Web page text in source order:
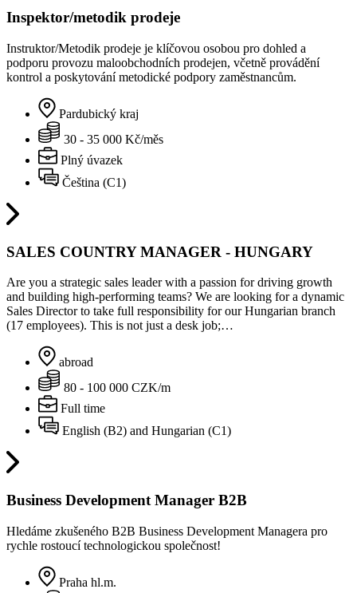
Inspektor/metodik prodeje
Instruktor/Metodik prodeje je klíčovou osobou pro dohled a
podporu provozu maloobchodních prodejen, včetně provádění
kontrol a poskytování metodické podpory zaměstnancům.
Pardubický kraj
30 - 35 000 Kč/měs
Plný úvazek
Čeština (C1)
SALES COUNTRY MANAGER - HUNGARY
Are you a strategic sales leader with a passion for driving growth
and building high-performing teams? We are looking for a dynamic
Sales Director to take full responsibility for our Hungarian branch
(17 employees). This is not just a desk job;…
abroad
80 - 100 000 CZK/m
Full time
English (B2) and Hungarian (C1)
Business Development Manager B2B
Hledáme zkušeného B2B Business Development Managera pro
rychle rostoucí technologickou společnost!
Praha hl.m.